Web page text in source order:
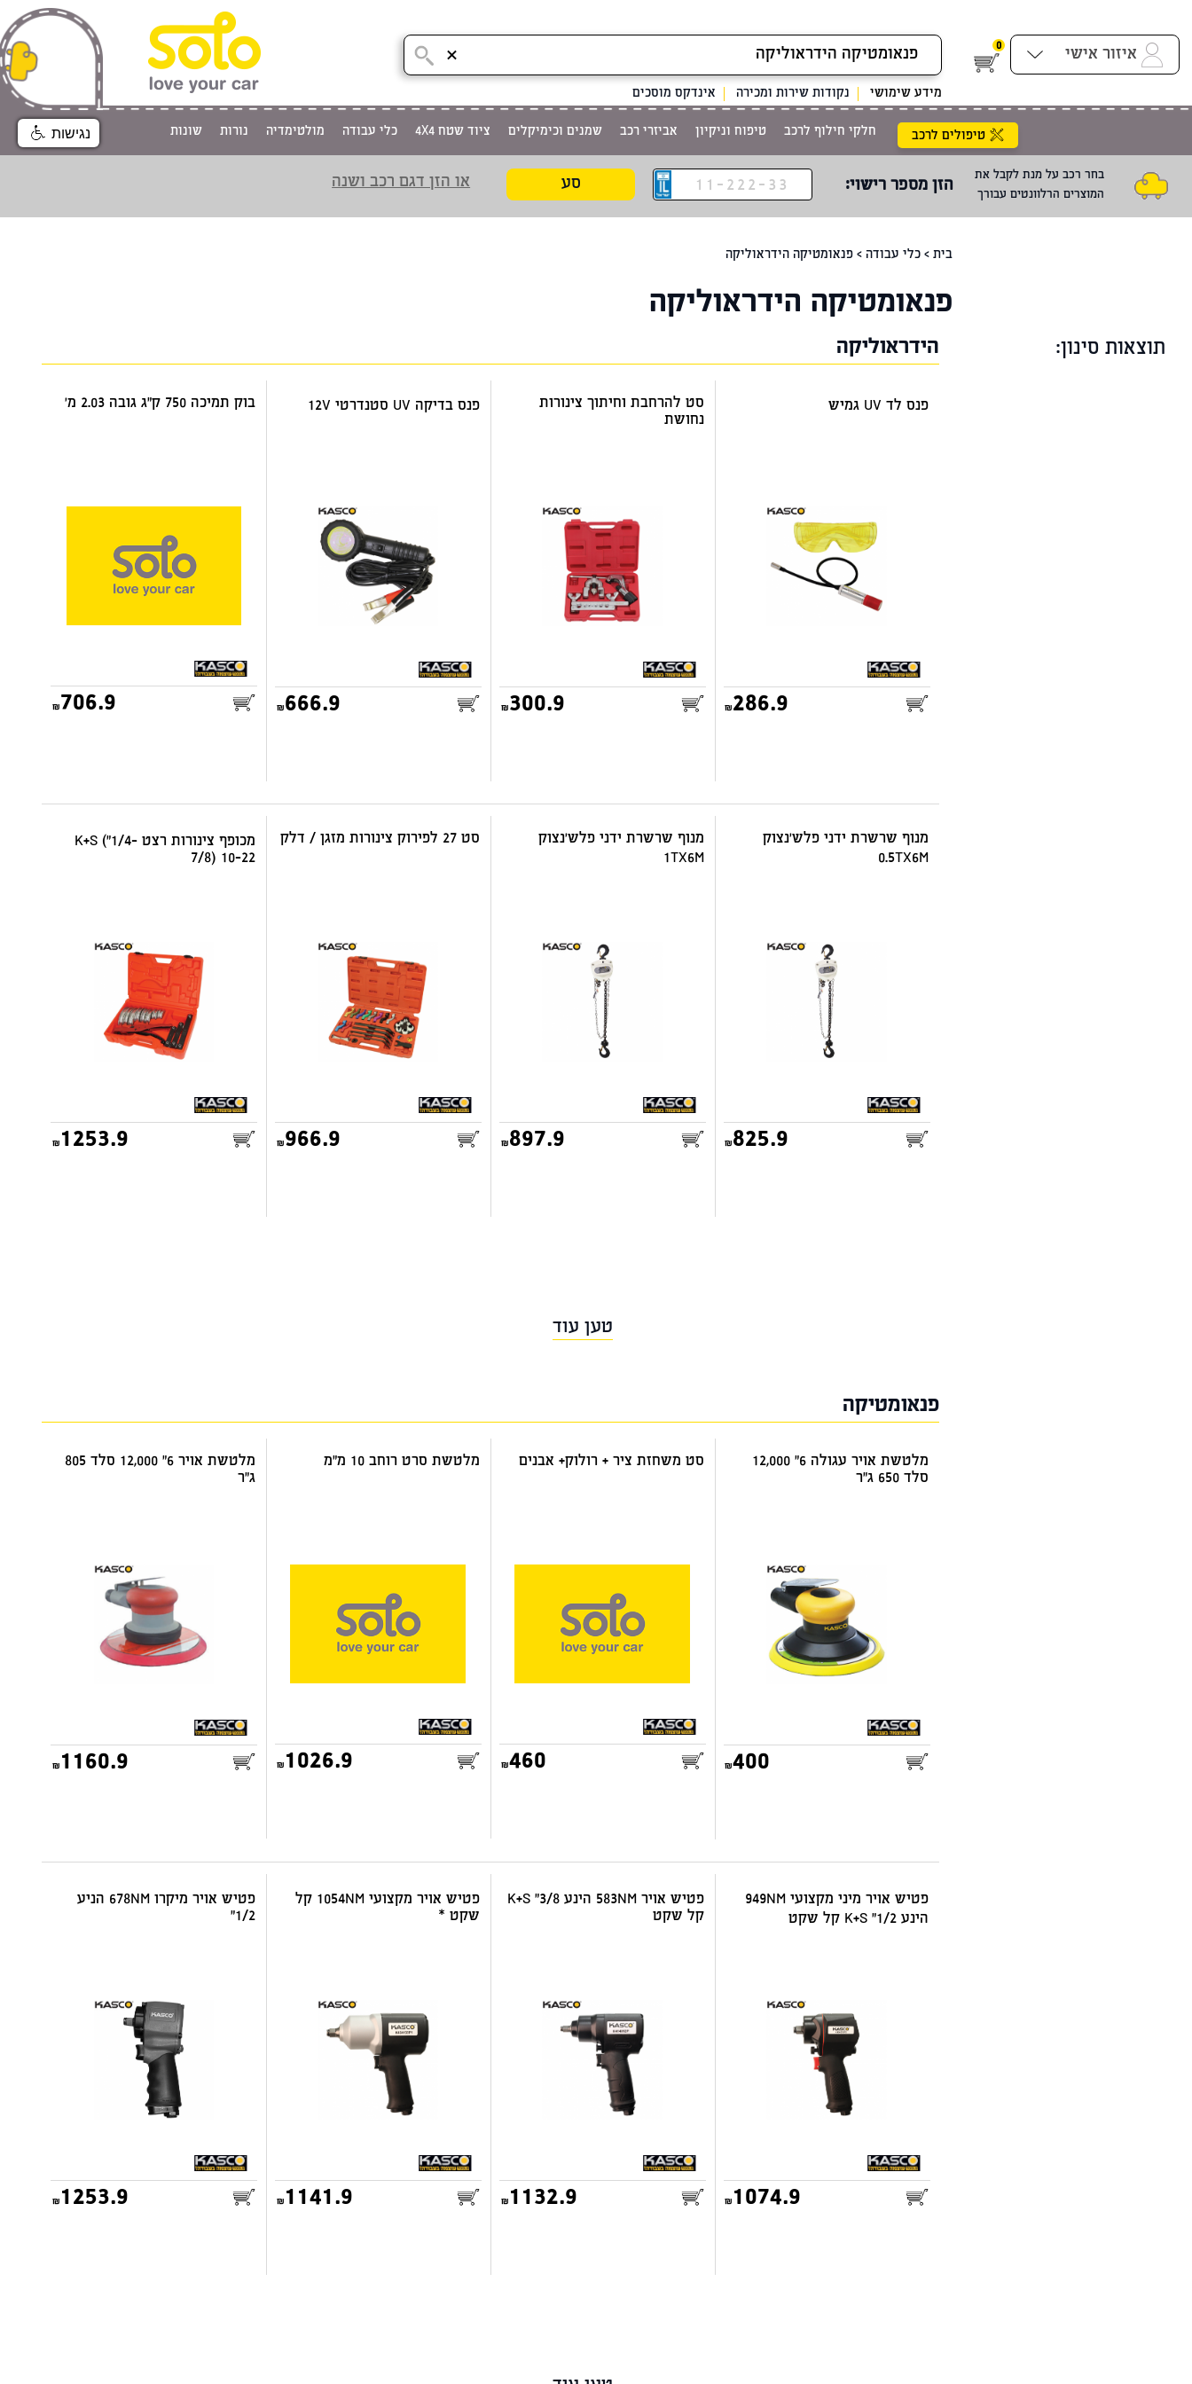
איזור אישי 0
מידע שימושי נקודות שירות ומכירה אינדקס מוסכים
טיפולים לרכב חלקי חילוף לרכב טיפוח וניקיון אביזרי רכב שמנים וכימיקלים ציוד שטח 4X4 כלי עבודה מולטימדיה נורות שונות
בחר רכב על מנת לקבל את
המוצרים הרלוונטים עבורך
הזן מספר רישוי: סע או הזן דגם רכב ושנה
בית >כלי עבודה >פנאומטיקה הידראוליקה
פנאומטיקה הידראוליקה
הידראוליקה
פנס לד UV גמיש
25.00
286.9
סט להרחבת וחיתוך צינורות
נחושת
25.00
300.9
פנס בדיקה UV סטנדרטי 12V
25.00
666.9
בוק תמיכה 750 ק"ג גובה 2.03 מ'
25.00
706.9
מנוף שרשרת ידני פלש'נצוק
0.5TX6M
25.00
825.9
מנוף שרשרת ידני פלש'נצוק
1TX6M
25.00
897.9
סט 27 לפירוק צינורות מזגן / דלק
25.00
966.9
מכופף צינורות רצט K+S ("1/4-
7/8) 10-22
25.00
1253.9
טען עוד
פנאומטיקה
מלטשת אויר עגולה 6" 12,000
סלד 650 ג"ר
25.00
400
סט משחזת ציר + רולוק+ אבנים
25.00
460
מלטשת סרט רוחב 10 מ"מ
25.00
1026.9
מלטשת אויר 6" 12,000 סלד 805
ג"ר
25.00
1160.9
פטיש אויר מיני מקצועי 949NM
הינע K+S "1/2 קל שקט
25.00
1074.9
פטיש אויר 583NM הינע K+S "3/8
קל שקט
25.00
1132.9
פטיש אויר מקצועי 1054NM קל
שקט *
25.00
1141.9
פטיש אויר מיקרו 678NM הניע
1/2"
25.00
1253.9
תוצאות סינון:
נגישות